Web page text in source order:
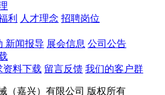
利
人才理念 招聘岗位
新闻报导 展会信息 公司公告
资料下载 留言反馈 我们的客户群
（嘉兴）有限公司 版权所有